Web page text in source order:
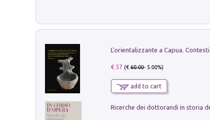
€ 57 (€60.00- 5.00%)
add to cart